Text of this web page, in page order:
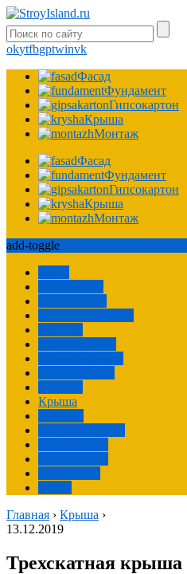
okytfbgptwinvk
Фасад
Фундамент
Гипсокартон
Крыша
Монтаж
Фасад
Фундамент
Гипсокартон
Крыша
Монтаж
add-toggle
Крыша
Главная › Крыша ›
13.12.2019
Трехскатная крыша